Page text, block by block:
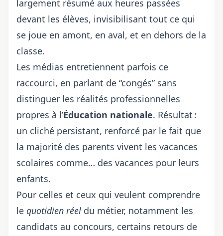
largement résumé aux heures passées
devant les élèves, invisibilisant tout ce qui
se joue en amont, en aval, et en dehors de la
classe.
Les médias entretiennent parfois ce
raccourci, en parlant de “congés” sans
distinguer les réalités professionnelles
propres à l’Éducation nationale. Résultat :
un cliché persistant, renforcé par le fait que
la majorité des parents vivent les vacances
scolaires comme… des vacances pour leurs
enfants.
Pour celles et ceux qui veulent comprendre
le quotidien réel du métier, notamment les
candidats au concours, certains retours de